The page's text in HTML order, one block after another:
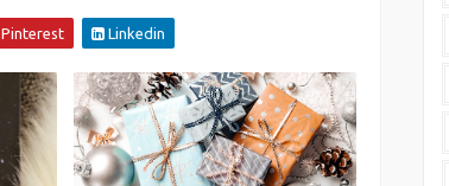
Pinterest Linkedin